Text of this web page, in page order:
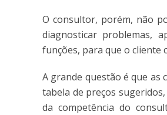
O consultor, porém, não
diagnosticar problemas,
funções, para que o cliente
A grande questão é que as
tabela de preços
da competência do